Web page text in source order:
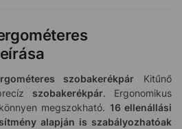
szobakerékpár Kitűnő
szobakerékpár. Ergonomikus
megszokható. 16 ellenállási
alapján is szabályozhatóak